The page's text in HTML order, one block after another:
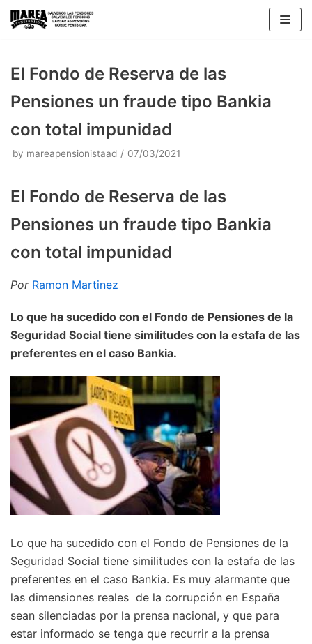
Skip
El Fondo de Reserva de las
Pensiones un fraude tipo Bankia
con total impunidad
by mareapensionistaad 07/03/2021
El Fondo de Reserva de las
Pensiones un fraude tipo Bankia
con total impunidad
Por Ramon Martinez
Lo que ha sucedido con el Fondo de Pensiones de la
Seguridad Social tiene similitudes con la estafa de las
preferentes en el caso Bankia.
Lo que ha sucedido con el Fondo de Pensiones de la
Seguridad Social tiene similitudes con la estafa de las
preferentes en el caso Bankia. Es muy alarmante que
las dimensiones reales de la corrupción en España
sean silenciadas por la prensa nacional, y que para
estar informado se tenga que recurrir a la prensa